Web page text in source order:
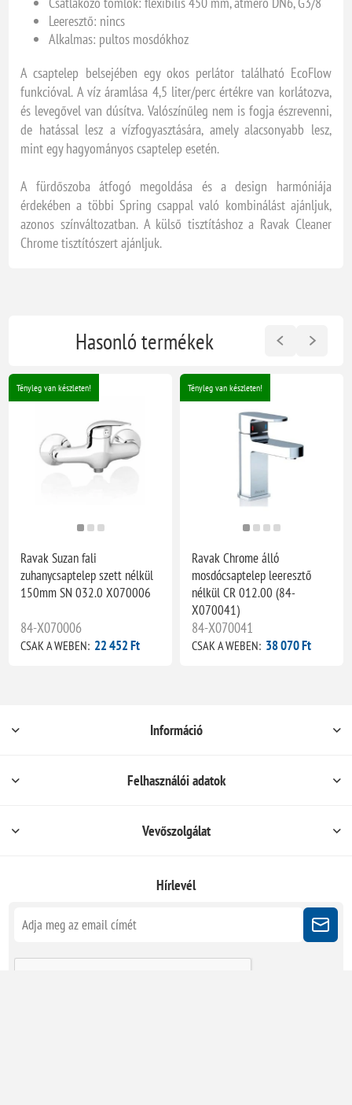
Leeresztő: nincs
Alkalmas: pultos mosdókhoz
A csaptelep belsejében egy okos perlátor található EcoFlow
funkcióval. A víz áramlása 4,5 liter/perc értékre van korlátozva,
és levegővel van dúsítva. Valószínűleg nem is fogja észrevenni,
de hatással lesz a vízfogyasztására, amely alacsonyabb lesz,
mint egy hagyományos csaptelep esetén.
A fürdőszoba átfogó megoldása és a design harmóniája
érdekében a többi Spring csappal való kombinálást ajánljuk,
azonos színváltozatban. A külső tisztításhoz a Ravak Cleaner
Chrome tisztítószert ajánljuk.
Hasonló termékek
Tényleg van készleten!
Ravak Suzan fali
zuhanycsaptelep szett nélkül
150mm SN 032.0 X070006
84-X070006
CSAK A WEBEN: 22 452 Ft
Tényleg van készleten!
Ravak Chrome álló
mosdócsaptelep leeresztő
nélkül CR 012.00 (84-
X070041)
84-X070041
CSAK A WEBEN: 38 070 Ft
Információ
Felhasználói adatok
Vevőszolgálat
Hírlevél